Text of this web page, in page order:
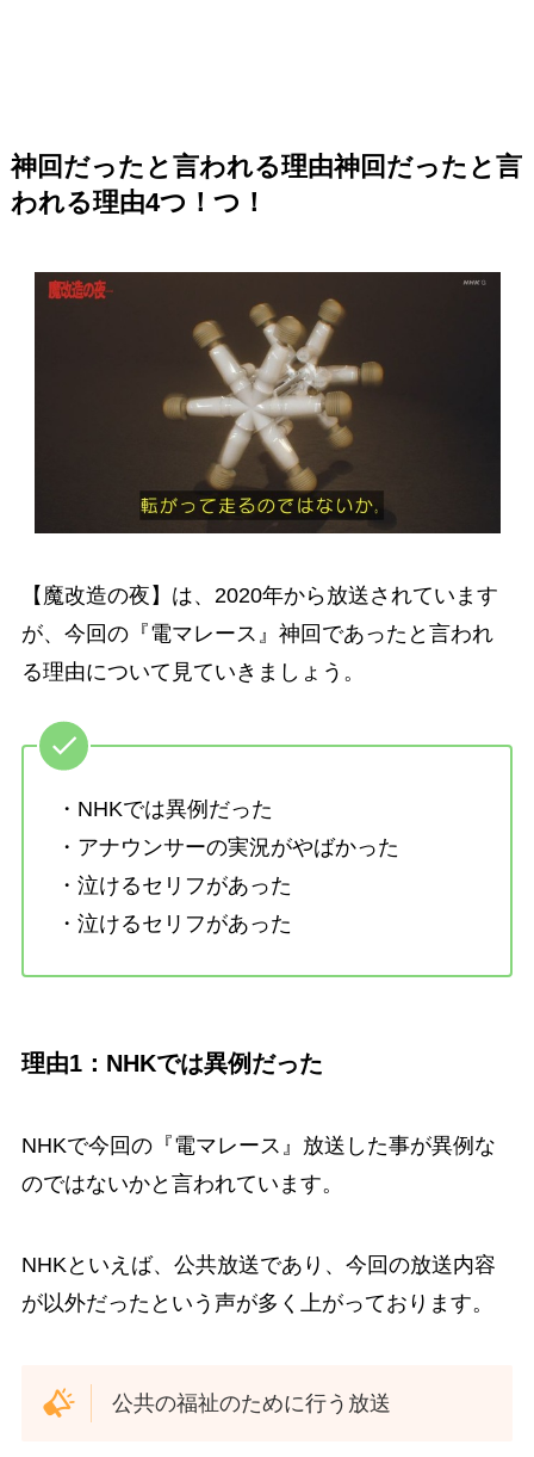
神回だったと言われる理由神回だったと言
われる理由4つ！つ！
【魔改造の夜】は、2020年から放送されています
が、今回の『電マレース』神回であったと言われ
る理由について見ていきましょう。
・NHKでは異例だった
・アナウンサーの実況がやばかった
・泣けるセリフがあった
・泣けるセリフがあった
理由1：NHKでは異例だった
NHKで今回の『電マレース』放送した事が異例な
のではないかと言われています。
NHKといえば、公共放送であり、今回の放送内容
が以外だったという声が多く上がっております。
公共の福祉のために行う放送